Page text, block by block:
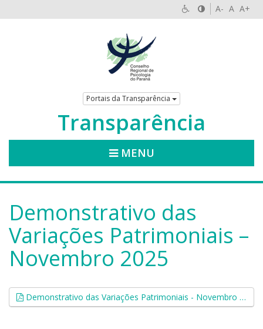
A- A A+
Portais da Transparência
Transparência
MENU
Demonstrativo das
Variações Patrimoniais –
Novembro 2025
Demonstrativo das Variações Patrimoniais - Novembro 2025 (.pdf, 0,07 MB)